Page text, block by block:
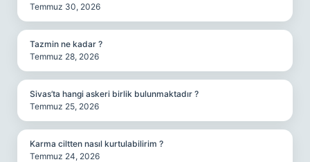
Temmuz 30, 2026
Tazmin ne kadar ?
Temmuz 28, 2026
Sivas’ta hangi askeri birlik bulunmaktadır ?
Temmuz 25, 2026
Karma ciltten nasıl kurtulabilirim ?
Temmuz 24, 2026